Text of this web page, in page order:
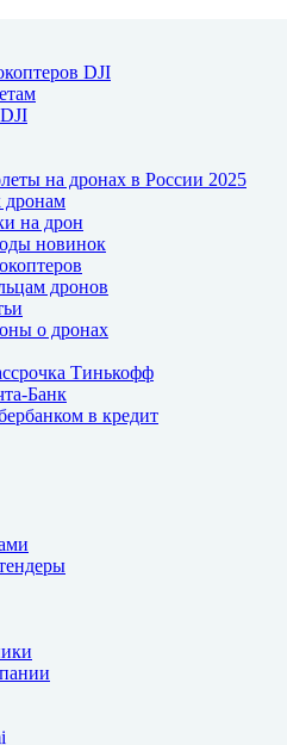
DJI
на дронах в России 2025
дронам
на дрон
новинок
дронов
о дронах
Тинькофф
Банк
в кредит